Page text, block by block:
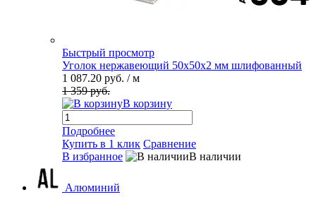
Быстрый просмотр
Уголок нержавеющий 50х50х2 мм шлифованный
1 087.20 руб. / м
1 359 руб.
В корзину
Подробнее
Купить в 1 клик Сравнение
В избранное
В наличии
Алюминий